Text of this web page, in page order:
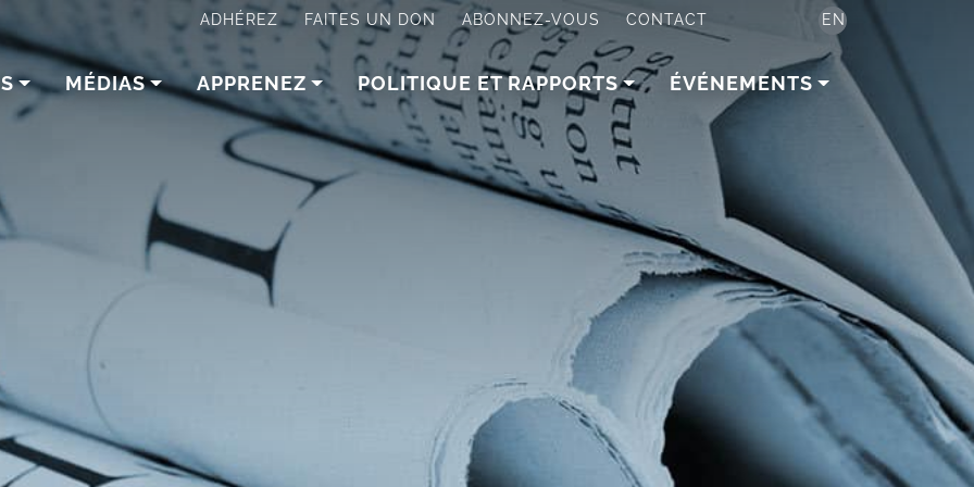
ADHÉREZ FAITES UN DON ABONNEZ-VOUS CONTACT EN
MÉDIAS APPRENEZ POLITIQUE ET RAPPORTS ÉVÉNEMENTS